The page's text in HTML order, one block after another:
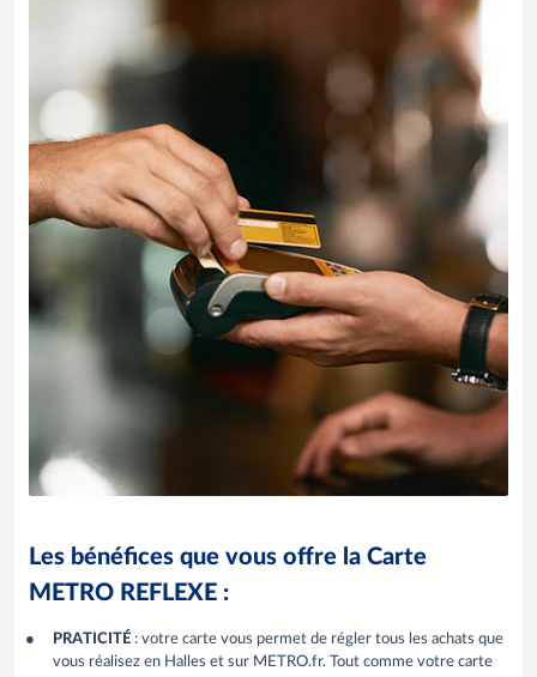
Les bénéfices que vous offre la Carte
METRO REFLEXE :
PRATICITÉ : votre carte vous permet de régler tous les achats que
vous réalisez en Halles et sur METRO.fr. Tout comme votre carte